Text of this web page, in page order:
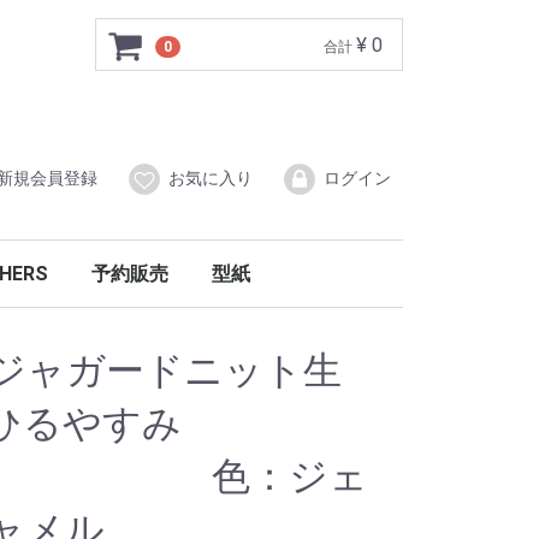
0 合計 ¥ 0
規会員登録 お気に入り ログイン
予約販売 型紙
ャガードニット生
やすみ
ジェ